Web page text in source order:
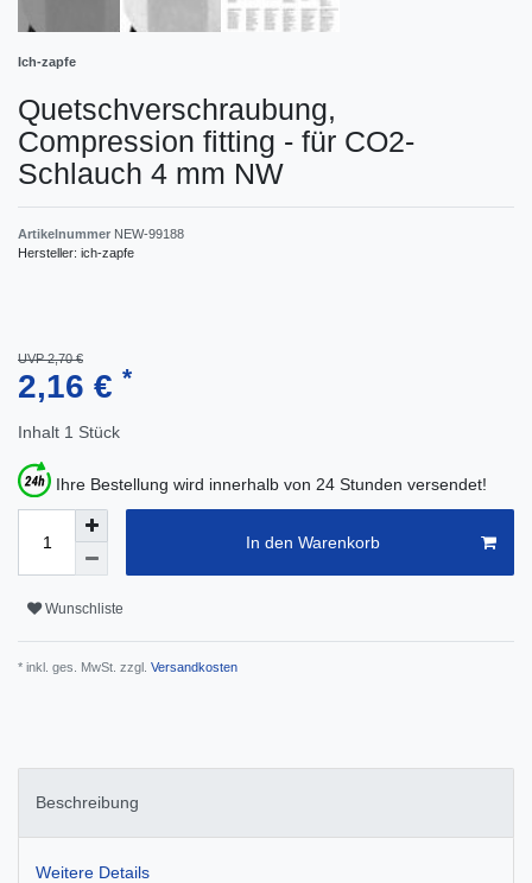
Ich-zapfe
Quetschverschraubung,
Compression fitting - für CO2-
Schlauch 4 mm NW
Artikelnummer NEW-99188
Hersteller: ich-zapfe
UVP 2,70 €
2,16 € *
Inhalt 1 Stück
Ihre Bestellung wird innerhalb von 24 Stunden versendet!
In den Warenkorb
Wunschliste
* inkl. ges. MwSt. zzgl. Versandkosten
Beschreibung
Weitere Details